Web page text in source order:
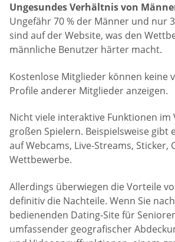
Ungesundes Verhältnis von
Ungefähr 70 % der Männer und nur
sind auf der Website, was den
männliche Benutzer härter macht.
Kostenlose Mitglieder können keine
Profile anderer Mitglieder anzeigen.
Nicht viele interaktive Funktionen im
großen Spielern. Beispielsweise gibt
auf Webcams, Live-Streams, Sticker,
Wettbewerbe.
Allerdings überwiegen die Vorteile
definitiv die Nachteile. Wenn Sie
bedienenden Dating-Site für
umfassender geografischer